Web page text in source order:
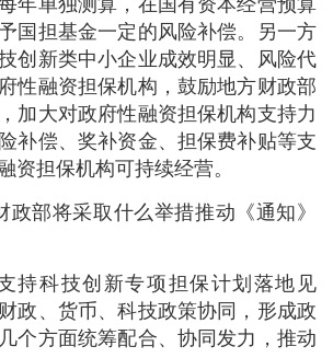
国担基金一定的风险补偿。另一方
创新类中小企业成效明显、风险代
性融资担保机构，鼓励地方财政部
加大对政府性融资担保机构支持力
补偿、奖补资金、担保费补贴等支
资担保机构可持续经营。
政部将采取什么举措推动《通知》
持科技创新专项担保计划落地见
政、货币、科技政策协同，形成政
个方面统筹配合、协同发力，推动